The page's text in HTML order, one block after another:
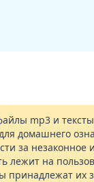
mp3 и
домашнего
за
лежит на
принадлежат их